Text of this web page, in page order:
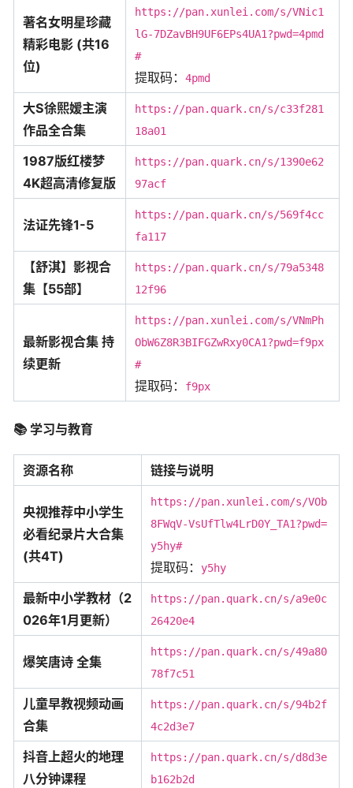
著名女明星珍藏
精彩电影 (共16
位)
https://pan.xunlei.com/s/VNic1
lG-7DZavBH9UF6EPs4UA1?pwd=4pmd
#
提取码：4pmd
大S徐熙嫒主演
作品全合集
https://pan.quark.cn/s/c33f281
18a01
1987版红楼梦
4K超高清修复版
https://pan.quark.cn/s/1390e62
97acf
法证先锋1-5
https://pan.quark.cn/s/569f4cc
fa117
【舒淇】影视合
集【55部】
https://pan.quark.cn/s/79a5348
12f96
最新影视合集 持
续更新
https://pan.xunlei.com/s/VNmPh
ObW6Z8R3BIFGZwRxy0CA1?pwd=f9px
#
提取码： f9px
📚学习与教育
资源名称 链接与说明
央视推荐中小学生
必看纪录片大合集
(共4T)
https://pan.xunlei.com/s/VOb
8FWqV-VsUfTlw4LrD0Y_TA1?pwd=
y5hy#
提取码： y5hy
最新中小学教材（2
026年1月更新）
https://pan.quark.cn/s/a9e0c
26420e4
爆笑唐诗 全集
https://pan.quark.cn/s/49a80
78f7c51
儿童早教视频动画
合集
https://pan.quark.cn/s/94b2f
4c2d3e7
抖音上超火的地理
八分钟课程
https://pan.quark.cn/s/d8d3e
b162b2d